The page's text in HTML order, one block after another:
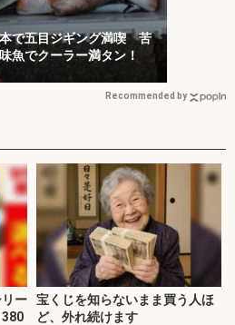
で五目ジギング満喫 苦
魚でクーラー満タン！
Recommended by
ー
380
宝くじを知らないまま買う人ほ
ど、外れ続けます